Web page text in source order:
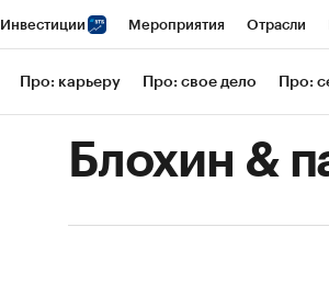
Инвестиции Мероприятия Отрасли
Школа управления РБК РБК Образование
Франшизы Газета Спецпроекты СПб
Политика Экономика Бизнес
Про: карьеру Про: свое дело Про:
Блохин &